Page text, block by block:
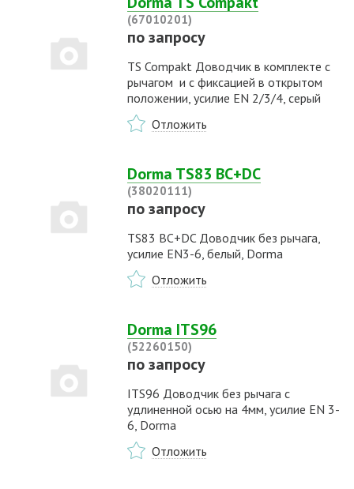
(67010201)
по запросу
TS Compakt Доводчик в комплекте с
рычагом и с фиксацией в открытом
положении, усилие EN 2/3/4, серый
Отложить
Dorma TS83 BC+DC
(38020111)
по запросу
TS83 BC+DC Доводчик без рычага,
усилие EN3-6, белый, Dorma
Отложить
Dorma ITS96
(52260150)
по запросу
ITS96 Доводчик без рычага с
удлиненной осью на 4мм, усилие EN 3-
6, Dorma
Отложить